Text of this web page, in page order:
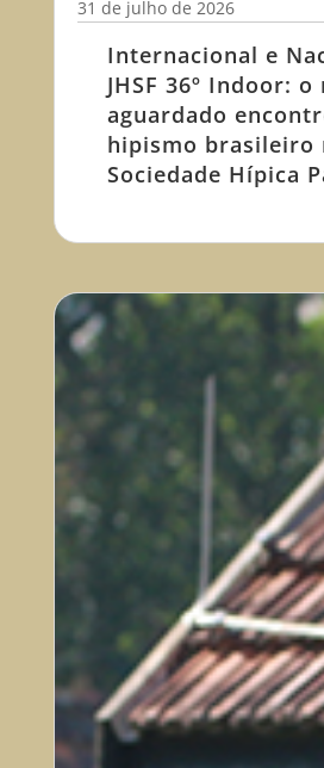
Internacional e
JHSF 36º Indoor: o
aguardado
hipismo brasileiro
Sociedade Hípica
31 de julho de 2026